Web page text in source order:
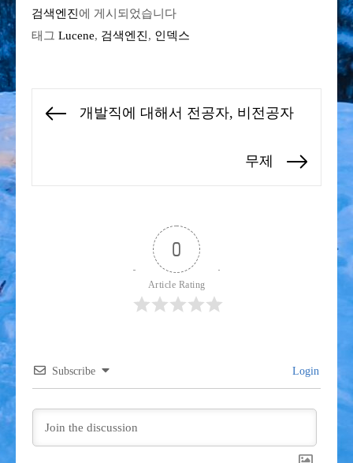
검색엔진에 게시되었습니다
태그 Lucene, 검색엔진, 인덱스
Previous
개발직에 대해서 전공자, 비전공자
Next
post:
무제
0
Article Rating
Subscribe Login